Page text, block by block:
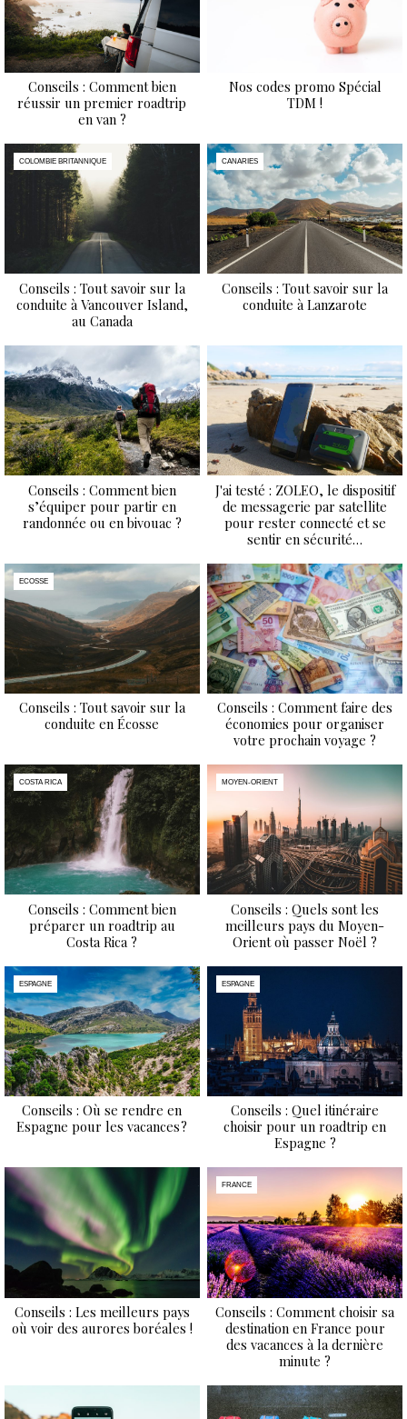
Conseils : Comment bien
réussir un premier roadtrip
en van ?
Nos codes promo Spécial
TDM !
COLOMBIE BRITANNIQUE
Conseils : Tout savoir sur la
conduite à Vancouver Island,
au Canada
CANARIES
Conseils : Tout savoir sur la
conduite à Lanzarote
Conseils : Comment bien
s’équiper pour partir en
randonnée ou en bivouac ?
J'ai testé : ZOLEO, le dispositif
de messagerie par satellite
pour rester connecté et se
sentir en sécurité…
ECOSSE
Conseils : Tout savoir sur la
conduite en Écosse
Conseils : Comment faire des
économies pour organiser
votre prochain voyage ?
COSTA RICA
Conseils : Comment bien
préparer un roadtrip au
Costa Rica ?
MOYEN-ORIENT
Conseils : Quels sont les
meilleurs pays du Moyen-
Orient où passer Noël ?
ESPAGNE
Conseils : Où se rendre en
Espagne pour les vacances ?
ESPAGNE
Conseils : Quel itinéraire
choisir pour un roadtrip en
Espagne ?
Conseils : Les meilleurs pays
où voir des aurores boréales !
FRANCE
Conseils : Comment choisir sa
destination en France pour
des vacances à la dernière
minute ?